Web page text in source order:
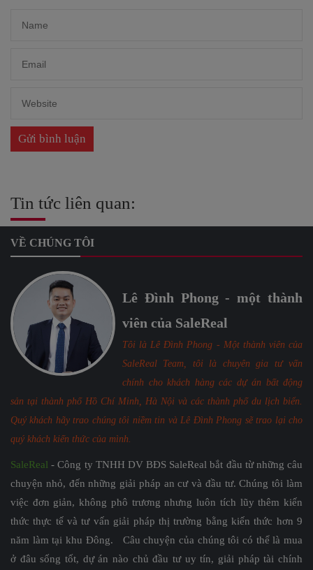
Tin tức liên quan:
VỀ CHÚNG TÔI
Lê Đình Phong - một thành
viên của SaleReal
Tôi là Lê Đình Phong - Một thành viên của
SaleReal Team, tôi là chuyên gia tư vấn
chính cho khách hàng các dự án bất động
sản tại thành phố Hồ Chí Minh, Hà Nội và các thành phố du lịch biển.
Quý khách hãy trao chúng tôi niềm tin và Lê Đình Phong sẽ trao lại cho
quý khách kiến thức của mình.
SaleReal - Công ty TNHH DV BĐS SaleReal bắt đầu từ những câu
chuyện nhỏ, đến những giải pháp an cư và đầu tư. Chúng tôi làm
việc đơn giản, không phô trương nhưng luôn tích lũy thêm kiến
thức thực tế và tư vấn giải pháp thị trường bằng kiến thức hơn 9
năm làm tại khu Đông. Câu chuyện của chúng tôi có thể là mua
ở đâu sống tốt, dự án nào chủ đầu tư uy tín, giải pháp tài chính